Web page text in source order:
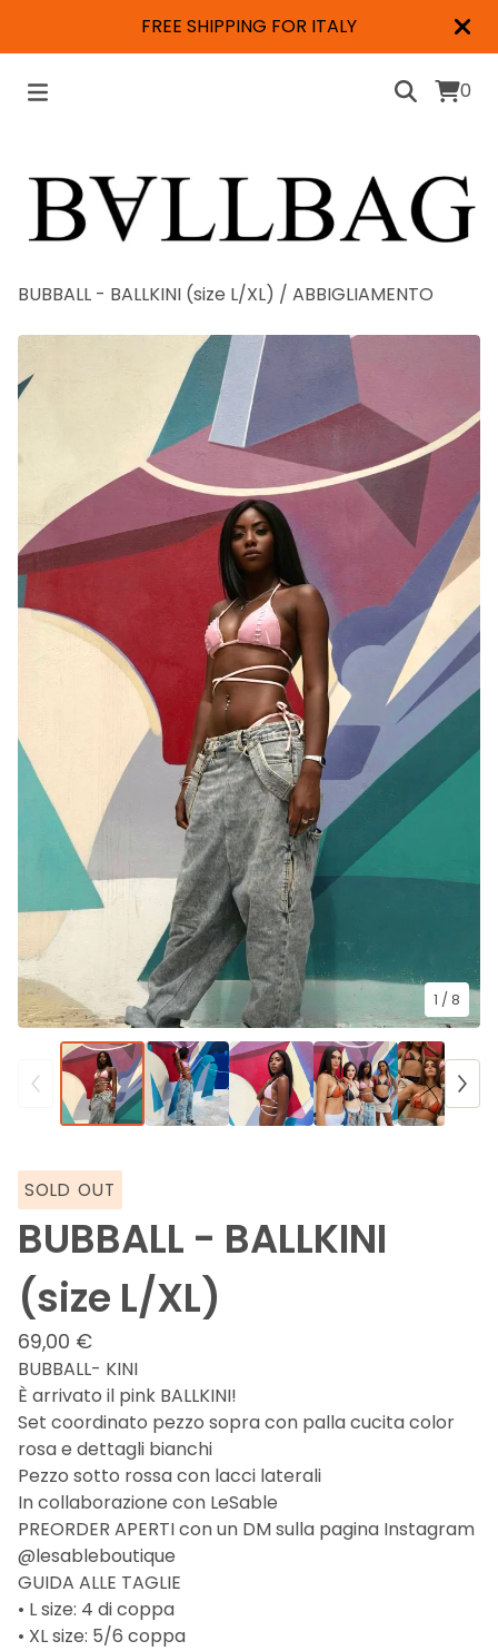
FREE SHIPPING FOR ITALY
0
BUBBALL - BALLKINI (size L/XL) / ABBIGLIAMENTO
1 / 8
SOLD OUT
BUBBALL - BALLKINI
(size L/XL)
69,00 €
BUBBALL- KINI
È arrivato il pink BALLKINI!
Set coordinato pezzo sopra con palla cucita color
rosa e dettagli bianchi
Pezzo sotto rossa con lacci laterali
In collaborazione con LeSable
PREORDER APERTI con un DM sulla pagina Instagram
@lesableboutique
GUIDA ALLE TAGLIE
• L size: 4 di coppa
• XL size: 5/6 coppa